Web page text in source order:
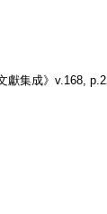
集成》v.168,